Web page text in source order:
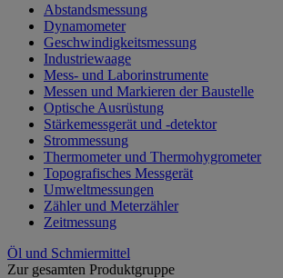
Abstandsmessung
Dynamometer
Geschwindigkeitsmessung
Industriewaage
Mess- und Laborinstrumente
Messen und Markieren der Baustelle
Optische Ausrüstung
Stärkemessgerät und -detektor
Strommessung
Thermometer und Thermohygrometer
Topografisches Messgerät
Umweltmessungen
Zähler und Meterzähler
Zeitmessung
Öl und Schmiermittel
Zur gesamten Produktgruppe